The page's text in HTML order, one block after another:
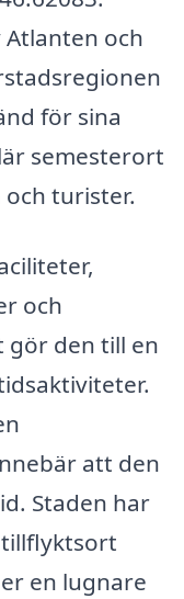
och
för sina
semesterort
turister.
och
gör den till en
att den
Staden har
en lugnare